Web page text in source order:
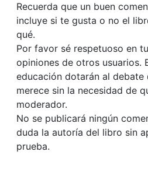
Recuerda que un buen
incluye si te gusta o no el
qué.
Por favor sé respetuoso en
opiniones de otros usuarios.
educación dotarán al debate
merece sin la necesidad de
moderador.
No se publicará ningún
duda la autoría del libro sin
prueba.